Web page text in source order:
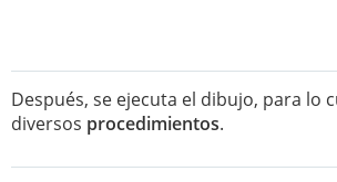
Después, se ejecuta el dibujo, para lo
diversos procedimientos.